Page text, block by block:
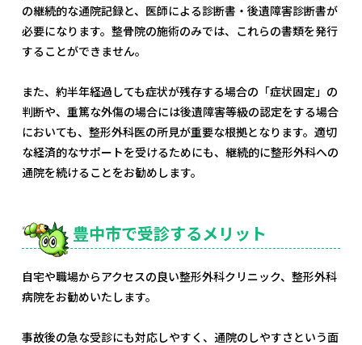
の継続的な通院記録と、医師による診断書・後遺障害診断書が
必要になります。整骨院の施術のみでは、これらの書類を発行
することができません。
また、約半年経過しても症状が残存する場合の「症状固定」の
判断や、重篤な外傷の場合には後遺障害等級の認定をする場合
においても、整形外科医の所見が重要な根拠となります。適切
な経済的なサポートを受けるためにも、継続的に整形外科への
通院を続けることをお勧めします。
豊中市で受診するメリット
自宅や職場からアクセスの良い整形外科クリニック、整形外科
病院をお勧めいたします。
事故後の急な受診にも対応しやすく、通院のしやすさという面